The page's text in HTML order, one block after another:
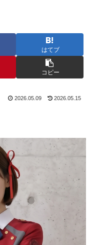
はてブ
コピー
2026.05.09 2026.05.15